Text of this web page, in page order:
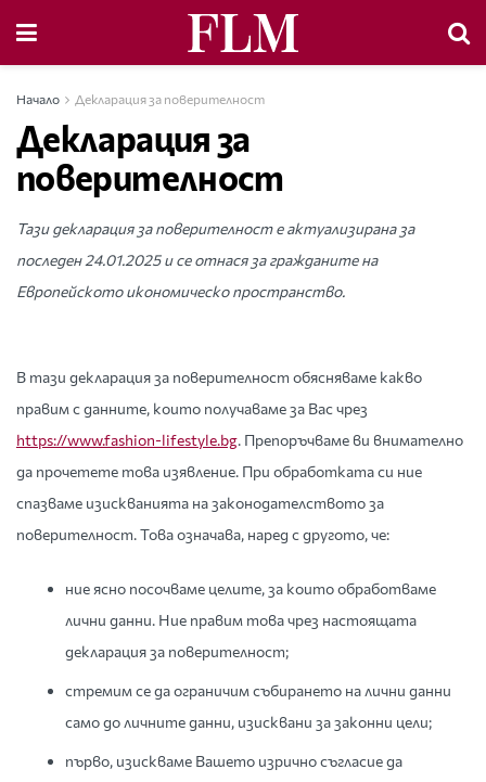
Начало Декларация за поверителност
Декларация за
поверителност
Тази декларация за поверителност е актуализирана за
последен 24.01.2025 и се отнася за гражданите на
Европейското икономическо пространство.
В тази декларация за поверителност обясняваме какво
правим с данните, които получаваме за Вас чрез
https://www.fashion-lifestyle.bg. Препоръчваме ви внимателно
да прочетете това изявление. При обработката си ние
спазваме изискванията на законодателството за
поверителност. Това означава, наред с другото, че:
ние ясно посочваме целите, за които обработваме
лични данни. Ние правим това чрез настоящата
декларация за поверителност;
стремим се да ограничим събирането на лични данни
само до личните данни, изисквани за законни цели;
първо, изискваме Вашето изрично съгласие да